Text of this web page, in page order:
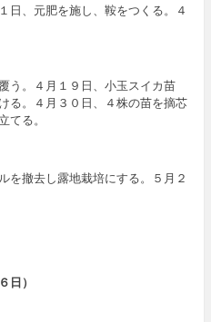
日、元肥を施し、鞍をつくる。４
う。４月１９日、小玉スイカ苗
る。４月３０日、４株の苗を摘芯
る。
を撤去し露地栽培にする。５月２
日）